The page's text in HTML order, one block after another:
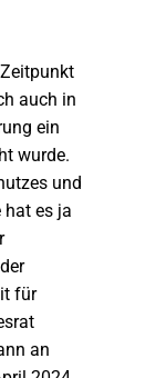
auch in
ein
wurde.
und
hat es ja
für
an